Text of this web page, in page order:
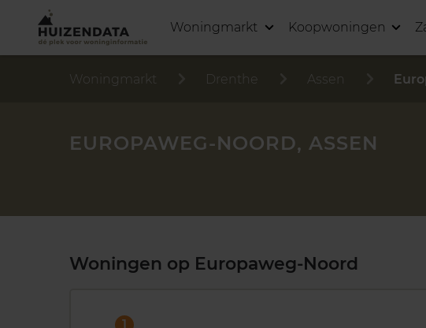
Woningmarkt Koopwoningen
Woningmarkt Drenthe Assen
EUROPAWEG-NOORD, ASSEN
Woningen op Europaweg-Noord
1